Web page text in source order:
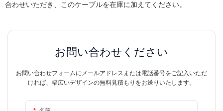
合わせいただき、このケーブルを在庫に加えてください。
お問い合わせください
お問い合わせフォームにメールアドレスまたは電話番号をご記入いただ
ければ、幅広いデザインの無料見積もりをお送りいたします。